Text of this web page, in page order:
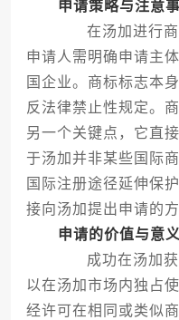
申请策略与注意
在汤加进行商
申请人需明确申请主
国企业。商标标志本
反法律禁止性规定。
另一个关键点，它直
于汤加并非某些国际
国际注册途径延伸保
接向汤加提出申请的方
申请的价值与意义
成功在汤加获
以在汤加市场内独占
经许可在相同或类似